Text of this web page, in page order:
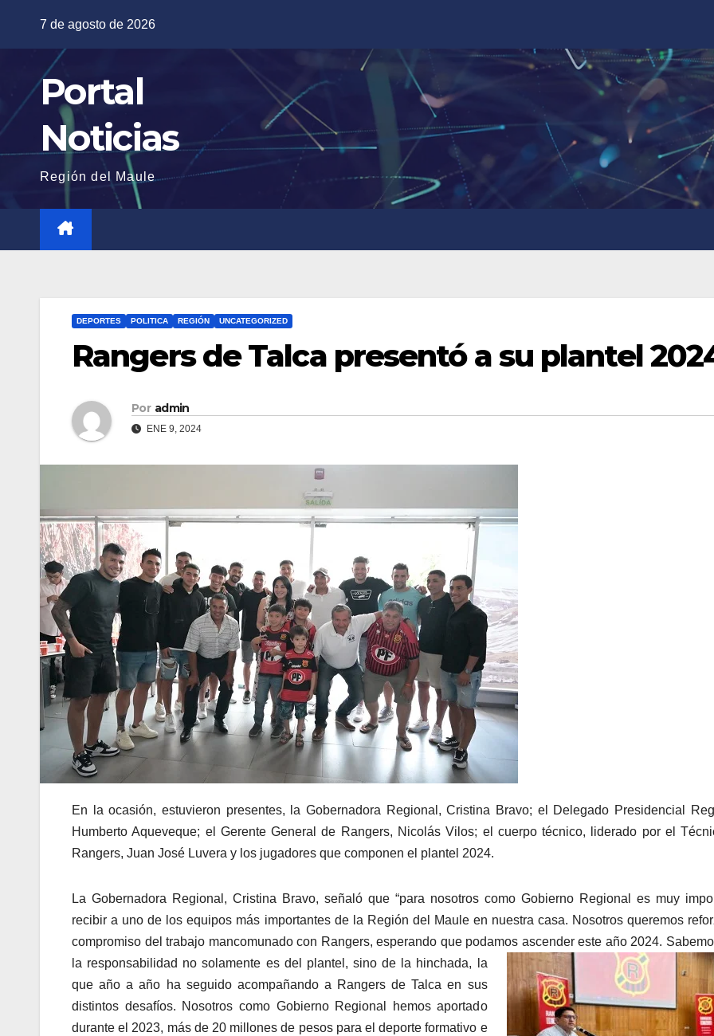
contenido
7 de agosto de 2026
Portal
Noticias
Región del Maule
DEPORTES POLITICA REGIÓN UNCATEGORIZED
Rangers de Talca presentó a su plantel
Por admin
ENE 9, 2024
En la ocasión, estuvieron presentes, la Gobernadora Regional, Cristina Bravo; el Delegado Presidencial
Humberto Aqueveque; el Gerente General de Rangers, Nicolás Vilos; el cuerpo técnico, liderado por el
Rangers, Juan José Luvera y los jugadores que componen el plantel 2024.
La Gobernadora Regional, Cristina Bravo, señaló que “para nosotros como Gobierno Regional es muy
recibir a uno de los equipos más importantes de la Región del Maule en nuestra casa. Nosotros queremos
compromiso del trabajo mancomunado con Rangers, esperando que podamos ascender este año 2024.
la responsabilidad no solamente es del plantel, sino de la hinchada, la
que año a año ha seguido acompañando a Rangers de Talca en sus
distintos desafíos. Nosotros como Gobierno Regional hemos aportado
durante el 2023, más de 20 millones de pesos para el deporte formativo e